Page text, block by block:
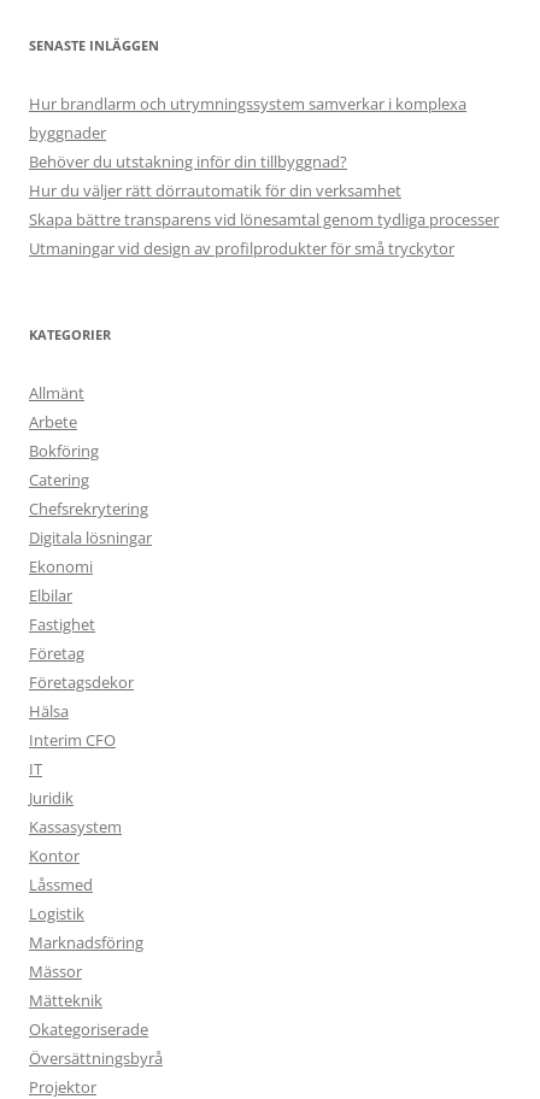
SENASTE INLÄGGEN
Hur brandlarm och utrymningssystem samverkar i komplexa
byggnader
Behöver du utstakning inför din tillbyggnad?
Hur du väljer rätt dörrautomatik för din verksamhet
Skapa bättre transparens vid lönesamtal genom tydliga processer
Utmaningar vid design av profilprodukter för små tryckytor
KATEGORIER
Allmänt
Arbete
Bokföring
Catering
Chefsrekrytering
Digitala lösningar
Ekonomi
Elbilar
Fastighet
Företag
Företagsdekor
Hälsa
Interim CFO
IT
Juridik
Kassasystem
Kontor
Låssmed
Logistik
Marknadsföring
Mässor
Mätteknik
Okategoriserade
Översättningsbyrå
Projektor